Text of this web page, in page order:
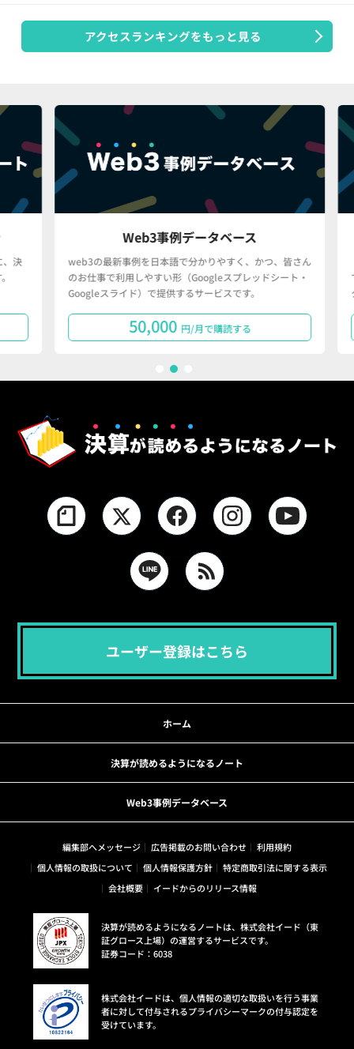
アクセスランキングをもっと見る
Web3事例データベース
web3の最新事例を日本語で分かりやすく、かつ、皆さん
のお仕事で利用しやすい形（Googleスプレッドシート・
Googleスライド）で提供するサービスです。
50,000 円/月で購読する
ユーザー登録はこちら
ホーム
決算が読めるようになるノート
Web3事例データベース
編集部へメッセージ 広告掲載のお問い合わせ
利用規約
個人情報の取扱について
個人情報保護方針
特定商取引法に関する表示
会社概要
イードからのリリース情報
決算が読めるようになるノートは、株式会社イード（東
証グロース上場）の運営するサービスです。
証券コード：6038
株式会社イードは、個人情報の適切な取扱いを行う事業
者に対して付与されるプライバシーマークの付与認定を
受けています。